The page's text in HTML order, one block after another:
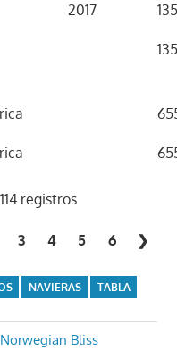
2017
registros
3 4 5 6 ❯
NAVIERAS TABLA
Bliss